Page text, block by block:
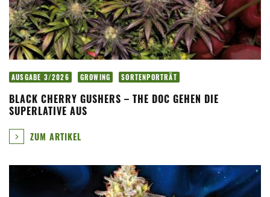
AUSGABE 3/2026 GROWING SORTENPORTRÄT
BLACK CHERRY GUSHERS – THE DOC GEHEN DIE
SUPERLATIVE AUS
ZUM ARTIKEL